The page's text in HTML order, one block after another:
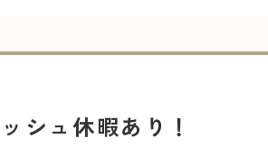
シュ休暇あり！